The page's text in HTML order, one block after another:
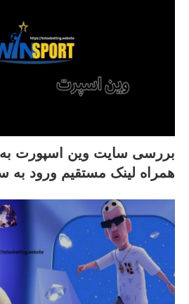
بررسی سایت وین اسپورت
همراه لینک مستقیم ورود به